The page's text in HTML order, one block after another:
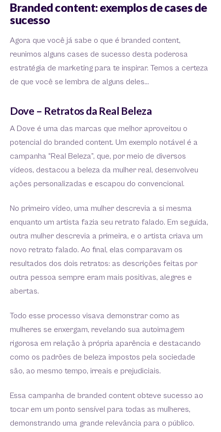
Branded content: exemplos de cases de
sucesso
Agora que você já sabe o que é branded content,
reunimos alguns cases de sucesso desta poderosa
estratégia de marketing para te inspirar. Temos a certeza
de que você se lembra de alguns deles…
Dove – Retratos da Real Beleza
A Dove é uma das marcas que melhor aproveitou o
potencial do branded content. Um exemplo notável é a
campanha “Real Beleza”, que, por meio de diversos
vídeos, destacou a beleza da mulher real, desenvolveu
ações personalizadas e escapou do convencional.
No primeiro vídeo, uma mulher descrevia a si mesma
enquanto um artista fazia seu retrato falado. Em seguida,
outra mulher descrevia a primeira, e o artista criava um
novo retrato falado. Ao final, elas comparavam os
resultados dos dois retratos: as descrições feitas por
outra pessoa sempre eram mais positivas, alegres e
abertas.
Todo esse processo visava demonstrar como as
mulheres se enxergam, revelando sua autoimagem
rigorosa em relação à própria aparência e destacando
como os padrões de beleza impostos pela sociedade
são, ao mesmo tempo, irreais e prejudiciais.
Essa campanha de branded content obteve sucesso ao
tocar em um ponto sensível para todas as mulheres,
demonstrando uma grande relevância para o público.